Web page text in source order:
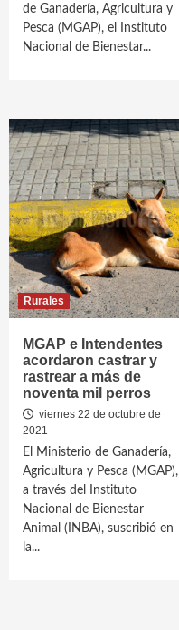
de Ganadería, Agricultura y
Pesca (MGAP), el Instituto
Nacional de Bienestar...
Rurales
MGAP e Intendentes
acordaron castrar y
rastrear a más de
noventa mil perros
viernes 22 de octubre de
2021
El Ministerio de Ganadería,
Agricultura y Pesca (MGAP),
a través del Instituto
Nacional de Bienestar
Animal (INBA), suscribió en
la...